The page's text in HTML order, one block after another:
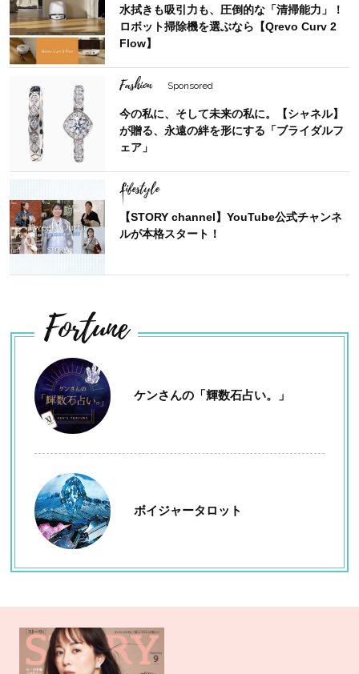
水拭きも吸引力も、圧倒的な「清掃能力」！
ロボット掃除機を選ぶなら【Qrevo Curv 2
Flow】
Fashion Sponsored
今の私に、そして未来の私に。【シャネル】
が贈る、永遠の絆を形にする「ブライダルフ
ェア」
Lifestyle
【STORY channel】YouTube公式チャンネ
ルが本格スタート！
Fortune
ケンさんの「輝数石占い。」
ボイジャータロット